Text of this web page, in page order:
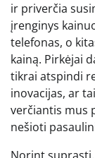
ir priverčia
įrenginys
telefonas, o
kainą. Pirkėjai
tikrai atspindi
inovacijas, ar
verčiantis mus
nešioti